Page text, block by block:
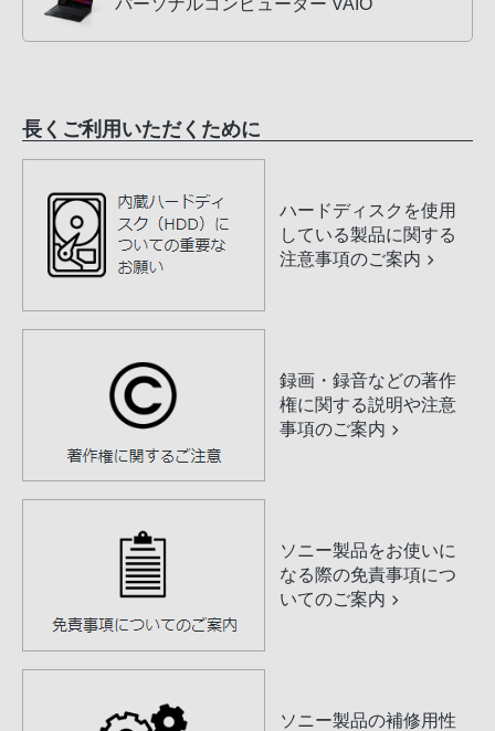
パーソナルコンピューター VAIO
長くご利用いただくために
ハードディスクを使用
している製品に関する
注意事項のご案内
録画・録音などの著作
権に関する説明や注意
事項のご案内
ソニー製品をお使いに
なる際の免責事項につ
いてのご案内
ソニー製品の補修用性